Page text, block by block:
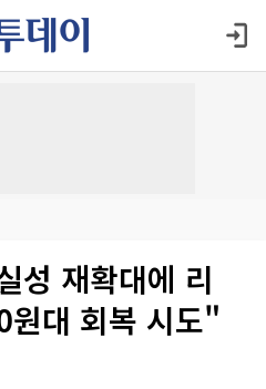
성 재확대에 리
대 회복 시도"